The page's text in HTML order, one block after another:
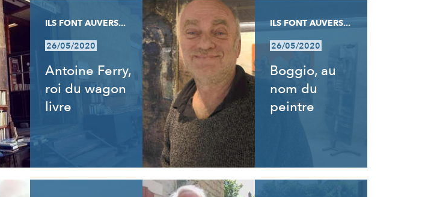
ILS FONT AUVERS...
26/05/2020
Antoine Ferry,
roi du wagon
livre
ILS FONT AUVERS...
26/05/2020
Boggio, au
nom du
peintre